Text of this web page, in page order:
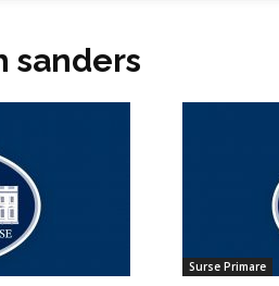
sanders
Surse Primare